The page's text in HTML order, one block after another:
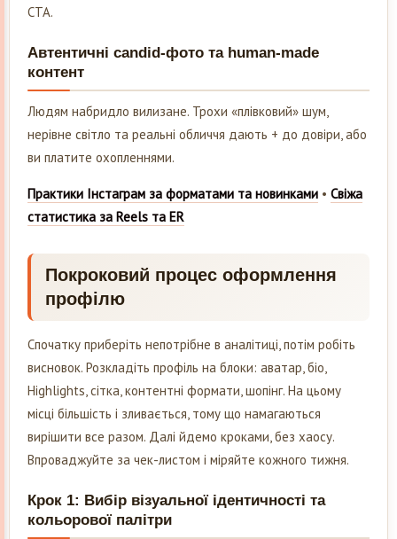
CTA.
Автентичні candid-фото та human-made
контент
Людям набридло вилизане. Трохи «плівковий» шум,
нерівне світло та реальні обличчя дають + до довіри, або
ви платите охопленнями.
Практики Інстаграм за форматами та новинками • Свіжа
статистика за Reels та ER
Покроковий процес оформлення
профілю
Спочатку приберіть непотрібне в аналітиці, потім робіть
висновок. Розкладіть профіль на блоки: аватар, біо,
Highlights, сітка, контентні формати, шопінг. На цьому
місці більшість і зливається, тому що намагаються
вирішити все разом. Далі йдемо кроками, без хаосу.
Впроваджуйте за чек-листом і міряйте кожного тижня.
Крок 1: Вибір візуальної ідентичності та
кольорової палітри